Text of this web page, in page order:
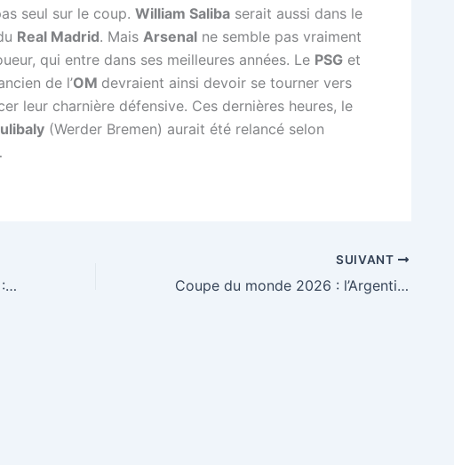
seul sur le coup. William Saliba serait aussi dans le
Real Madrid. Mais Arsenal ne semble pas vraiment
qui entre dans ses meilleures années. Le PSG et
de l’OM devraient ainsi devoir se tourner vers
leur charnière défensive. Ces dernières heures, le
(Werder Bremen) aurait été relancé selon
Transfert d’Aurélien Tchouaméni : Le Real Madrid a tranché en pleine Coupe du monde 2026 ?
SUIVANT
Coupe du monde 2026 : l’Argentine arrache sa place en quarts, la Suisse et la Colombie pour le dernier ticket